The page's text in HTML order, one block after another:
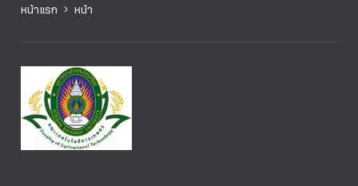
หน้าแรก หน้า